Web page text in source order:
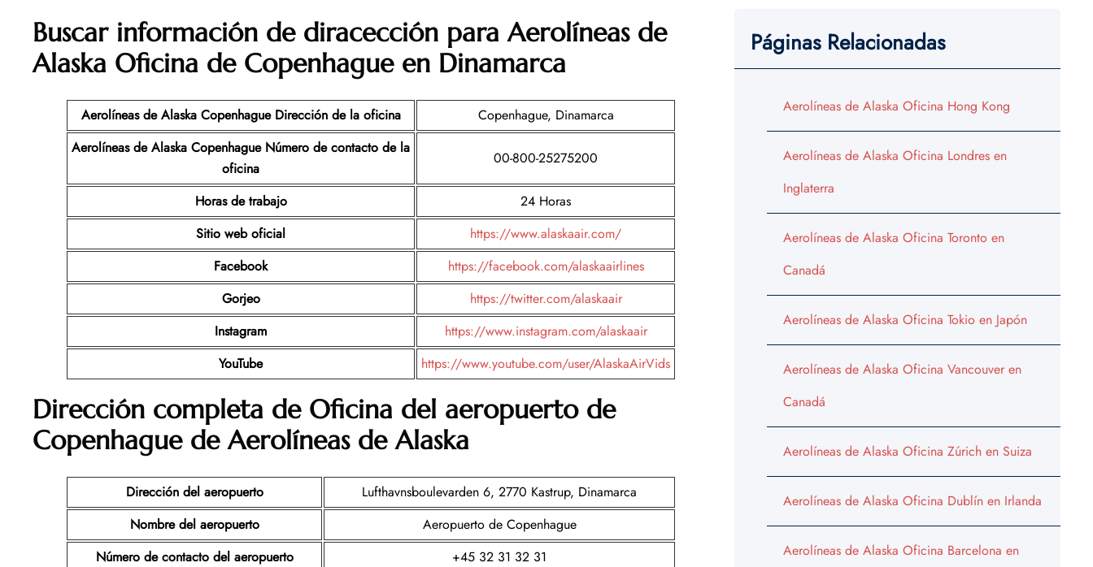
Buscar información de diracección para Aerolíneas de
Alaska Oficina de Copenhague en Dinamarca
Aerolíneas de Alaska Copenhague Dirección de la oficina
Copenhague, Dinamarca
Aerolíneas de Alaska Copenhague Número de contacto de la
oficina
00-800-25275200
Horas de trabajo
24 Horas
Sitio web oficial
https://www.alaskaair.com/
Facebook
https://facebook.com/alaskaairlines
Gorjeo
https://twitter.com/alaskaair
Instagram
https://www.instagram.com/alaskaair
YouTube
https://www.youtube.com/user/AlaskaAirVids
Dirección completa de Oficina del aeropuerto de
Copenhague de Aerolíneas de Alaska
Dirección del aeropuerto
Lufthavnsboulevarden 6, 2770 Kastrup, Dinamarca
Nombre del aeropuerto
Aeropuerto de Copenhague
Número de contacto del aeropuerto
+45 32 31 32 31
Páginas Relacionadas
Aerolíneas de Alaska Oficina Hong Kong
Aerolíneas de Alaska Oficina Londres en
Inglaterra
Aerolíneas de Alaska Oficina Toronto en
Canadá
Aerolíneas de Alaska Oficina Tokio en Japón
Aerolíneas de Alaska Oficina Vancouver en
Canadá
Aerolíneas de Alaska Oficina Zúrich en Suiza
Aerolíneas de Alaska Oficina Dublín en Irlanda
Aerolíneas de Alaska Oficina Barcelona en